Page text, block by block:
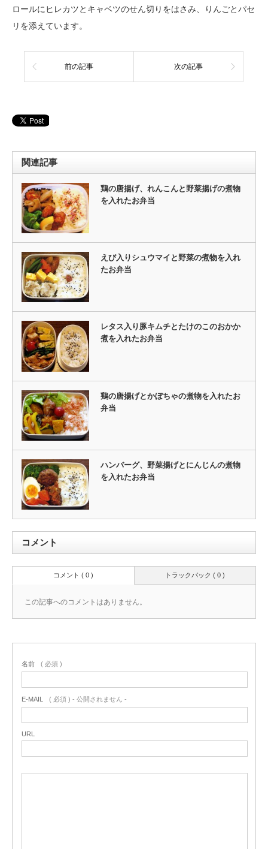
ロールにヒレカツとキャベツのせん切りをはさみ、りんごとパセ
リを添えています。
前の記事 次の記事
関連記事
鶏の唐揚げ、れんこんと野菜揚げの煮物
を入れたお弁当
えび入りシュウマイと野菜の煮物を入れ
たお弁当
レタス入り豚キムチとたけのこのおかか
煮を入れたお弁当
鶏の唐揚げとかぼちゃの煮物を入れたお
弁当
ハンバーグ、野菜揚げとにんじんの煮物
を入れたお弁当
コメント
トラックバック ( 0 )
コメント ( 0 )
この記事へのコメントはありません。
名前 ( 必須 )
E-MAIL ( 必須 ) - 公開されません -
URL